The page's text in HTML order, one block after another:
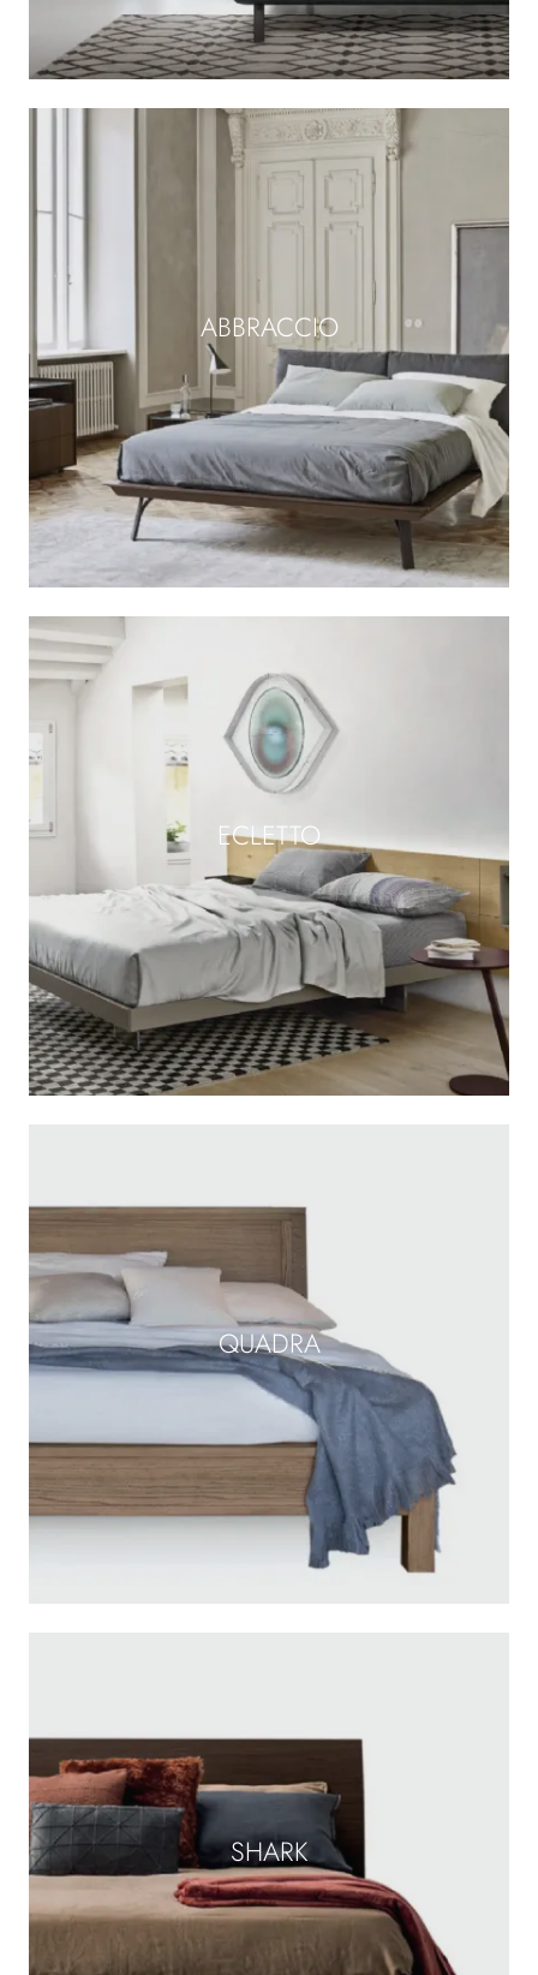
ABBRACCIO
ECLETTO
QUADRA
SHARK